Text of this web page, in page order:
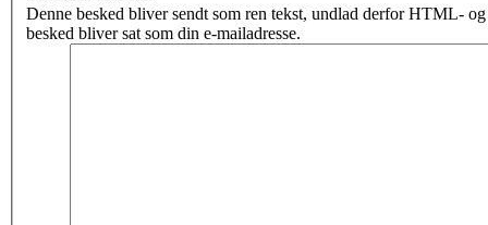
Denne besked bliver sendt som ren tekst, undlad derfor HTML-
besked bliver sat som din e-mailadresse.